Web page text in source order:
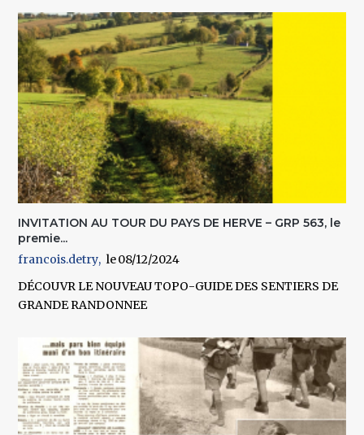
INVITATION AU TOUR DU PAYS DE HERVE – GRP 563, le
premie...
francois.detry
08/12/2024
DÉCOUVR LE NOUVEAU TOPO-GUIDE DES SENTIERS DE
GRANDE RANDONNEE